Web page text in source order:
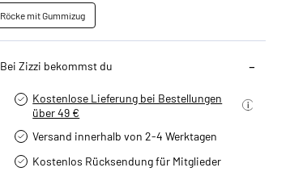
Röcke mit Gummizug
Bei Zizzi bekommst du
Kostenlose Lieferung bei Bestellungen
über 49 €
Versand innerhalb von 2-4 Werktagen
Kostenlos Rücksendung für Mitglieder